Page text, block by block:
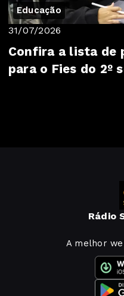
Educação
31/07/2026
Confira a lista de
para o Fies do 2º
Rádio
A melhor